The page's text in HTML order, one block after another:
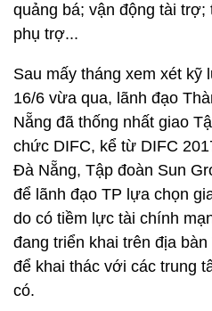
quảng bá; vận động tài
phụ trợ...
Sau mấy tháng xem xét kỹ
16/6 vừa qua, lãnh đạo
Nẵng đã thống nhất giao
chức DIFC, kể từ DIFC
Đà Nẵng, Tập đoàn Sun
để lãnh đạo TP lựa chọn
do có tiềm lực tài chính
đang triển khai trên địa
để khai thác với các trung
có.